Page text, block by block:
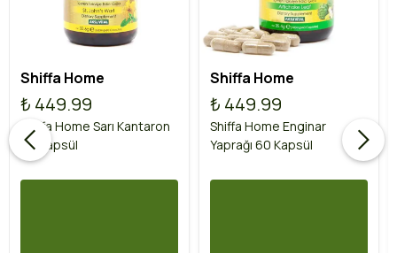
Shiffa Home
₺ 449.99
Shiffa Home Sarı Kantaron
60 Kapsül
Shiffa Home
₺ 449.99
Shiffa Home Enginar
Yaprağı 60 Kapsül